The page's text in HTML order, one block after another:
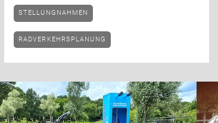
STELLUNGNAHMEN
RADVERKEHRSPLANUNG